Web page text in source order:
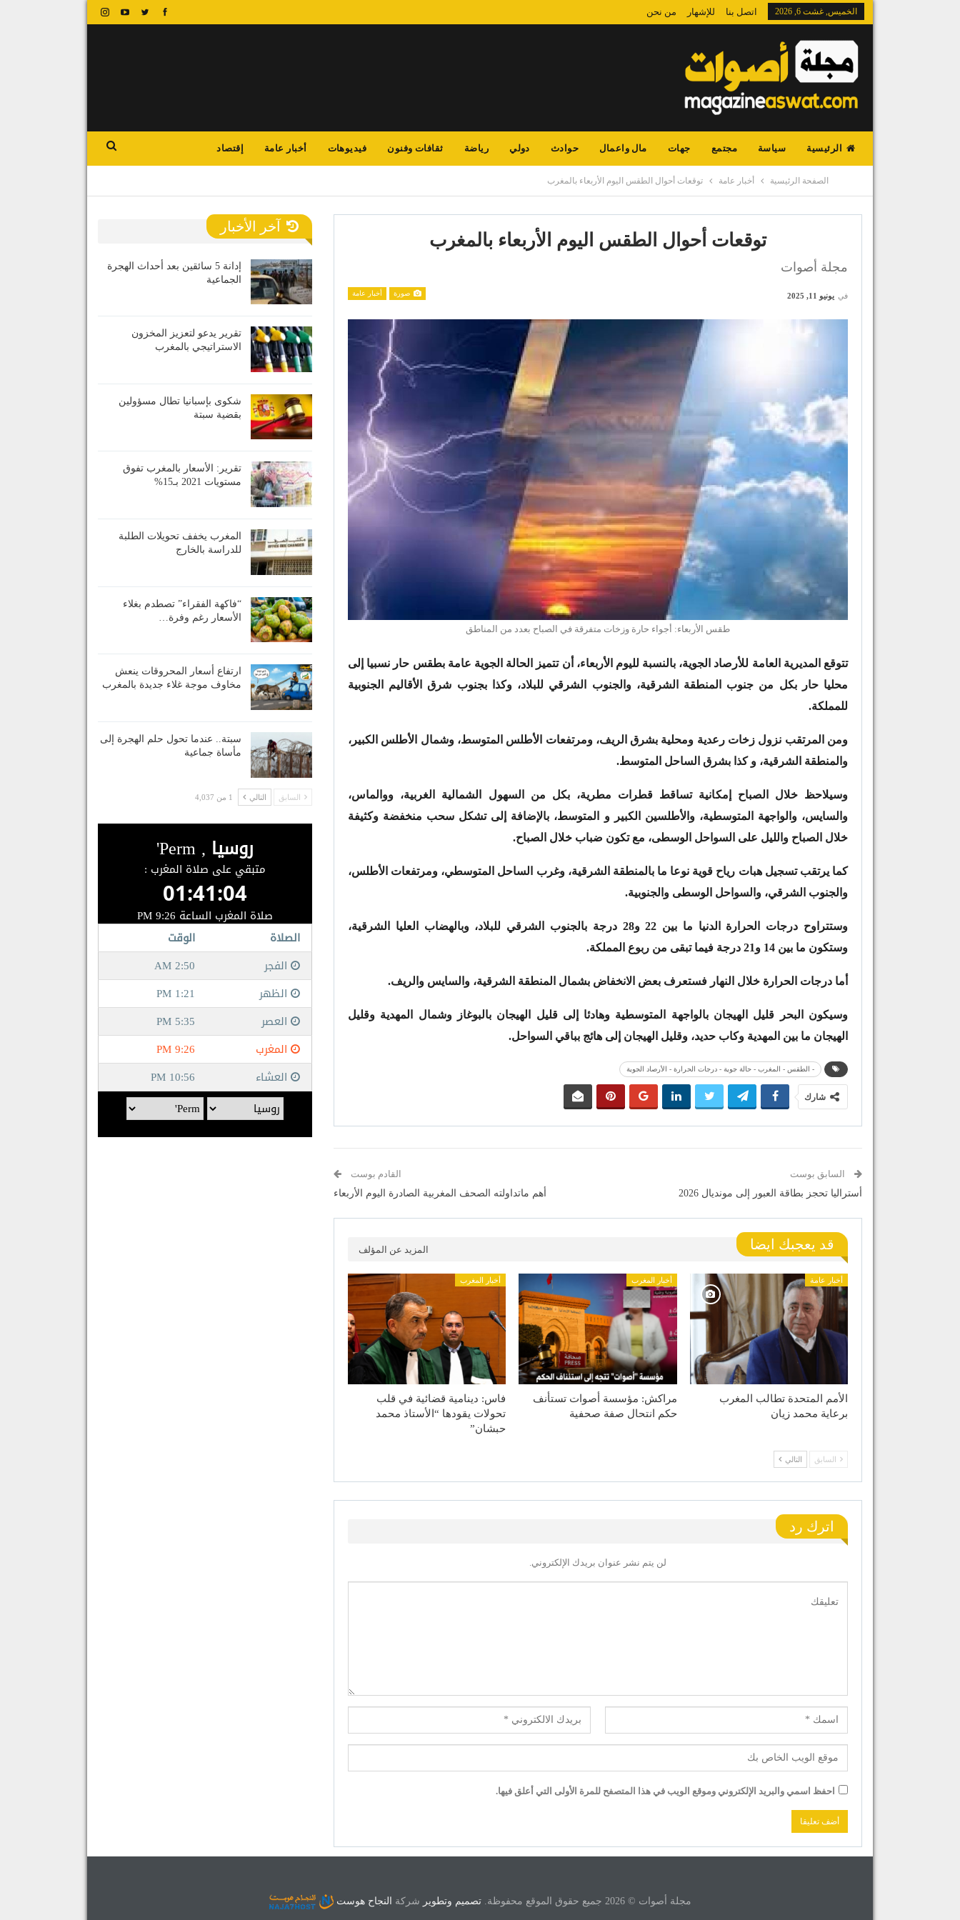
الخميس, غشت 6, 2026 اتصل بنا للإشهار من نحن
الرئيسية سياسة مجتمع جهات مال واعمال حوادث دولي رياضة ثقافات وفنون فيديوهات أخبار عامة إقتصاد
الصفحة الرئيسية أخبار عامة توقعات أحوال الطقس اليوم الأربعاء بالمغرب
توقعات أحوال الطقس اليوم الأربعاء بالمغرب
مجلة أصوات
صورة أخبار عامة في يونيو 11, 2025
طقس الأربعاء: أجواء حارة وزخات متفرقة في الصباح بعدد من المناطق
تتوقع المديرية العامة للأرصاد الجوية، بالنسبة لليوم الأربعاء، أن تتميز الحالة الجوية عامة بطقس حار نسبيا إلى
محليا حار بكل من جنوب المنطقة الشرقية، والجنوب الشرقي للبلاد، وكذا بجنوب شرق الأقاليم الجنوبية
للمملكة.
ومن المرتقب نزول زخات رعدية ومحلية بشرق الريف، ومرتفعات الأطلس المتوسط، وشمال الأطلس الكبير،
والمنطقة الشرقية، و كذا بشرق الساحل المتوسط.
وسيلاحظ خلال الصباح إمكانية تساقط قطرات مطرية، بكل من السهول الشمالية الغربية، ووالماس،
والسايس، والواجهة المتوسطية، والأطلسين الكبير و المتوسط، بالإضافة إلى تشكل سحب منخفضة وكثيفة
خلال الصباح والليل على السواحل الوسطى، مع تكون ضباب خلال الصباح.
كما يرتقب تسجيل هبات رياح قوية نوعا ما بالمنطقة الشرقية، وغرب الساحل المتوسطي، ومرتفعات الأطلس،
والجنوب الشرقي، والسواحل الوسطى والجنوبية.
وستتراوح درجات الحرارة الدنيا ما بين 22 و28 درجة بالجنوب الشرقي للبلاد، وبالهضاب العليا الشرقية،
وستكون ما بين 14 و21 درجة فيما تبقى من ربوع المملكة.
أما درجات الحرارة خلال النهار فستعرف بعض الانخفاض بشمال المنطقة الشرقية، والسايس والريف.
وسيكون البحر قليل الهيجان بالواجهة المتوسطية وهادئا إلى قليل الهيجان بالبوغاز وشمال المهدية وقليل
الهيجان ما بين المهدية وكاب حديد، وقليل الهيجان إلى هائج بباقي السواحل.
- الطقس - المغرب - حالة جوية - درجات الحرارة - الأرصاد الجوية
شارك
السابق بوست
أستراليا تحجز بطاقة العبور إلى مونديال 2026
القادم بوست
أهم ماتداولته الصحف المغربية الصادرة اليوم الأربعاء
قد يعجبك ايضا المزيد عن المؤلف
أخبار عامة
الأمم المتحدة تطالب المغرب
برعاية محمد زيان
أخبار المغرب
مراكش: مؤسسة أصوات تستأنف
حكم انتحال صفة صحفية
أخبار المغرب
فاس: دينامية قضائية في قلب
تحولات يقودها “الأستاذ محمد
حبشان”
السابق التالي
اترك رد
لن يتم نشر عنوان بريدك الإلكتروني.
احفظ اسمي والبريد الإلكتروني وموقع الويب في هذا المتصفح للمرة الأولى التي أعلق فيها.
آخر الأخبار
إدانة 5 سائقين بعد أحداث الهجرة
الجماعية
تقرير يدعو لتعزيز المخزون
الاستراتيجي بالمغرب
شكوى بإسبانيا تطال مسؤولين
بقضية سبتة
تقرير: الأسعار بالمغرب تفوق
مستويات 2021 بـ15%
المغرب يخفف تحويلات الطلبة
للدراسة بالخارج
“فاكهة الفقراء” تصطدم بغلاء
الأسعار رغم وفرة…
ارتفاع أسعار المحروقات ينعش
مخاوف موجة غلاء جديدة بالمغرب
سبتة.. عندما تحول حلم الهجرة إلى
مأساة جماعية
السابق التالي 1 من 4,037
مجلة أصوات © 2026 جميع حقوق الموقع محفوظة. تصميم وتطوير شركة النجاح هوست